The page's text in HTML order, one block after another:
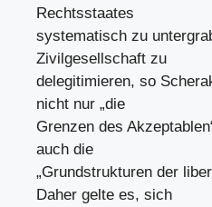
Rechtsstaates
systematisch zu
Zivilgesellschaft zu
delegitimieren, so
nicht nur „die
Grenzen des
auch die
„Grundstrukturen der
Daher gelte es, sich